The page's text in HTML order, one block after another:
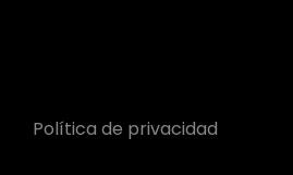
Política de privacidad